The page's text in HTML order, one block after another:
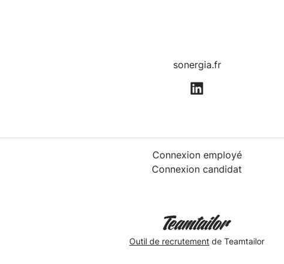
sonergia.fr
Connexion employé
Connexion candidat
Outil de recrutement de Teamtailor